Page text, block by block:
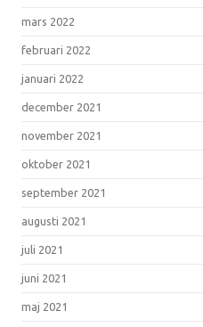
mars 2022
februari 2022
januari 2022
december 2021
november 2021
oktober 2021
september 2021
augusti 2021
juli 2021
juni 2021
maj 2021